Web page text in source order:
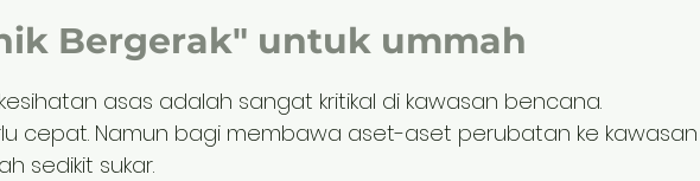
Bergerak" untuk ummah
asas adalah sangat kritikal di kawasan bencana.
cepat. Namun bagi membawa aset-aset perubatan ke kawasan
sedikit sukar.